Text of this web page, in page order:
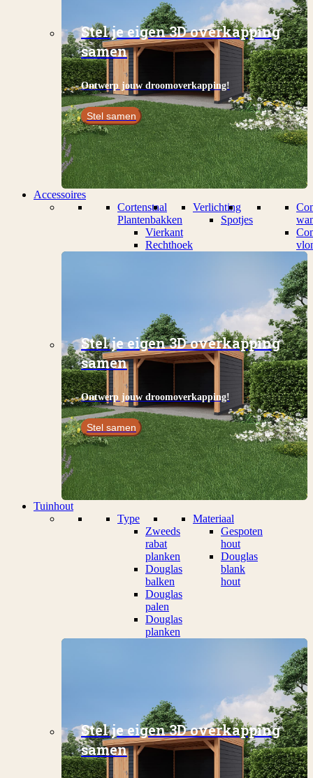
Stel je eigen 3D overkapping
samen
Ontwerp jouw droomoverkapping!
Stel samen
Accessoires
Cortenstaal
Plantenbakken
Vierkant
Rechthoek
Verlichting
Spotjes
Stel je eigen 3D overkapping
samen
Ontwerp jouw droomoverkapping!
Stel samen
Tuinhout
Type
Zweeds
rabat
planken
Douglas
balken
Douglas
palen
Douglas
planken
Materiaal
Gespoten
hout
Douglas
blank
hout
Stel je eigen 3D overkapping
samen